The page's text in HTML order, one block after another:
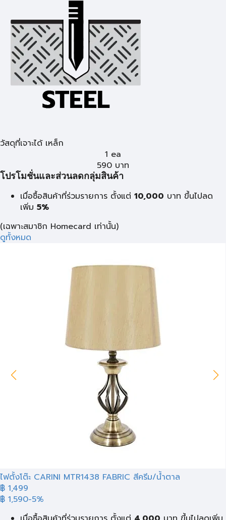
วัสดุที่เจาะได้ เหล็ก
1 ea
590 บาท
โปรโมชั่นและส่วนลดกลุ่มสินค้า
เมื่อซื้อสินค้าที่ร่วมรายการ ตั้งแต่ 10,000 บาท ขึ้นไปลด
เพิ่ม 5%
(เฉพาะสมาชิก Homecard เท่านั้น)
ดูทั้งหมด
ไฟตั้งโต๊ะ CARINI MTR1438 FABRIC สีครีม/น้ำตาล
฿ 1,499
฿ 1,590-5%